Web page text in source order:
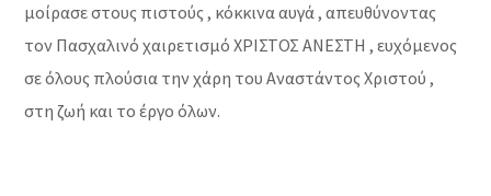
μοίρασε στους πιστούς , κόκκινα αυγά , απευθύνοντας
τον Πασχαλινό χαιρετισμό ΧΡΙΣΤΟΣ ΑΝΕΣΤΗ , ευχόμενος
σε όλους πλούσια την χάρη του Αναστάντος Χριστού ,
στη ζωή και το έργο όλων.